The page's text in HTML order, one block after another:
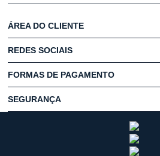
ÁREA DO CLIENTE
REDES SOCIAIS
FORMAS DE PAGAMENTO
SEGURANÇA